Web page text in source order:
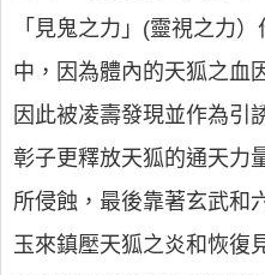
「見鬼之力」(靈視之力
中，因為體內的天狐之血
因此被凌壽發現並作為引
彰子更釋放天狐的通天力
所侵蝕，最後靠著玄武和
玉來鎮壓天狐之炎和恢復